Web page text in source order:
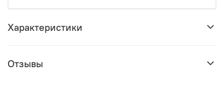
Характеристики
Отзывы